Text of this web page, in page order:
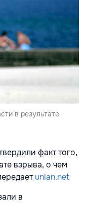
в результате
факт того,
взрыва, о чем
unian.net
в